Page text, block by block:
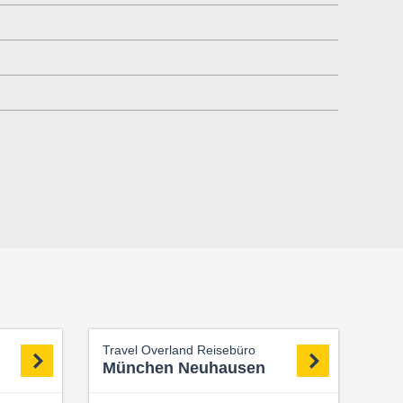
Travel Overland Reisebüro
München Neuhausen